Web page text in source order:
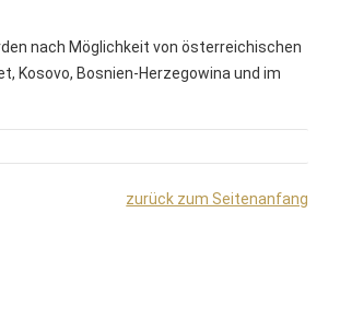
nach Möglichkeit von österreichischen
Kosovo, Bosnien-Herzegowina und im
zurück zum Seitenanfang